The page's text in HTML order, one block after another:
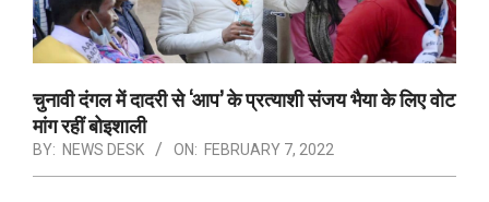
चुनावी दंगल में दादरी से ‘आप’ के प्रत्याशी संजय भैया के लिए वोट
मांग रहीं बोइशाली
BY: NEWS DESK ON: FEBRUARY 7, 2022